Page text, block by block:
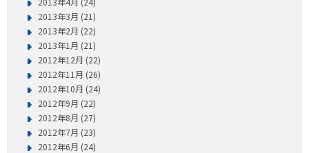
2013年3月 (21)
2013年2月 (22)
2013年1月 (21)
2012年12月 (22)
2012年11月 (26)
2012年10月 (24)
2012年9月 (22)
2012年8月 (27)
2012年7月 (23)
2012年6月 (24)